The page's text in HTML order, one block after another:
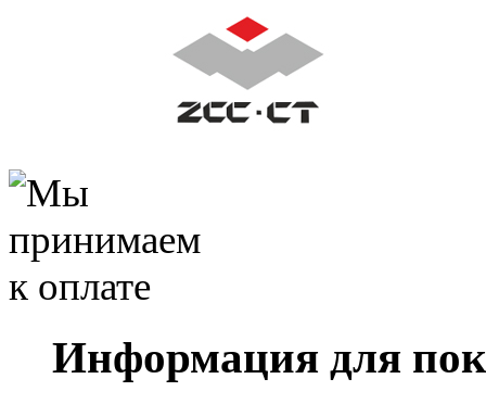
Информация для